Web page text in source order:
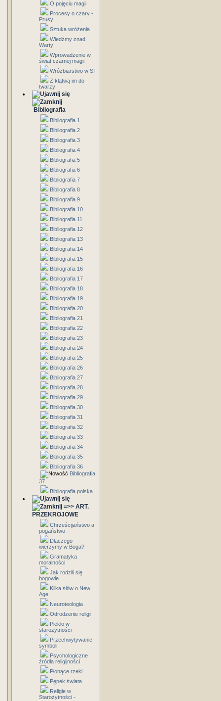
O pojęciu magii
Procesy o czary -
Prusy
Sztuka wróżenia
Wiedźmy znad
Warty
Wprowadzenie w
świat czarnej magii
Wróżbiarstwo w ST
Z klątwą im do
twarzy
Bibliografia
Bibliografia 1
Bibliografia 2
Bibliografia 3
Bibliografia 4
Bibliografia 5
Bibliografia 6
Bibliografia 7
Bibliografia 8
Bibliografia 9
Bibliografia 10
Bibliografia 11
Bibliografia 12
Bibliografia 13
Bibliografia 14
Bibliografia 15
Bibliografia 16
Bibliografia 17
Bibliografia 18
Bibliografia 19
Bibliografia 20
Bibliografia 21
Bibliografia 22
Bibliografia 23
Bibliografia 24
Bibliografia 25
Bibliografia 26
Bibliografia 27
Bibliografia 28
Bibliografia 29
Bibliografia 30
Bibliografia 31
Bibliografia 32
Bibliografia 33
Bibliografia 34
Bibliografia 35
Bibliografia 36
Bibliografia
37
Bibliografia polska
=>> ART.
PRZEKROJOWE
Chrześcijaństwo a
pogaństwo
Dlaczego
wierzymy w Boga?
Gramatyka
moralności
Jak rodzili się
bogowie
Kilka słów o New
Age
Neuroteologia
Odrodzenie religii
Piekło w
starożytności
Przechwytywanie
symboli
Psychologiczne
źródła religijności
Płonące rzeki
Pępek świata
Religie w
Starożytności -